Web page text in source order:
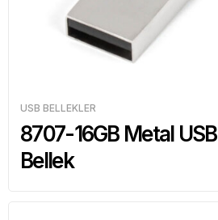
USB BELLEKLER
8707-16GB Metal USB
Bellek